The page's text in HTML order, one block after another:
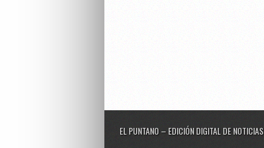
EL PUNTANO – EDICIÓN DIGITAL DE NOTICIAS